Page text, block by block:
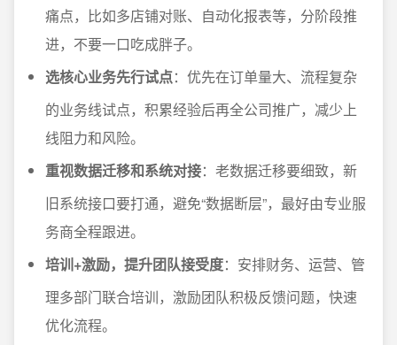
痛点，比如多店铺对账、自动化报表等，分阶段推
进，不要一口吃成胖子。
选核心业务先行试点：优先在订单量大、流程复杂
的业务线试点，积累经验后再全公司推广，减少上
线阻力和风险。
重视数据迁移和系统对接：老数据迁移要细致，新
旧系统接口要打通，避免“数据断层”，最好由专业服
务商全程跟进。
培训+激励，提升团队接受度：安排财务、运营、管
理多部门联合培训，激励团队积极反馈问题，快速
优化流程。